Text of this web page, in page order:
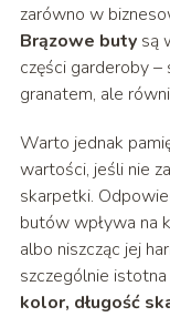
zarówno w
Brązowe butysą
części garderoby
granatem, ale
Warto jednak
wartości, jeśli nie
skarpetki.
butów wpływa na
albo niszcząc jej
szczególnie
kolor, długość